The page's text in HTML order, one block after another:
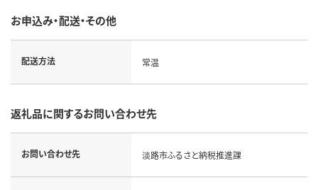
お申込み・配送・その他
配送方法 常温
返礼品に関するお問い合わせ先
お問い合わせ先 淡路市ふるさと納税推進課